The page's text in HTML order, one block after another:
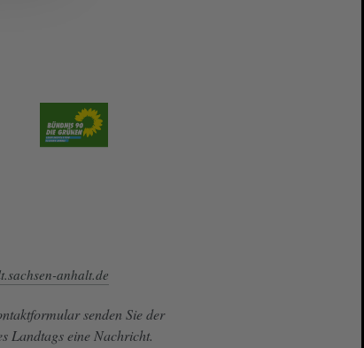
anhalt.de
senden Sie der
Landtags eine Nachricht.